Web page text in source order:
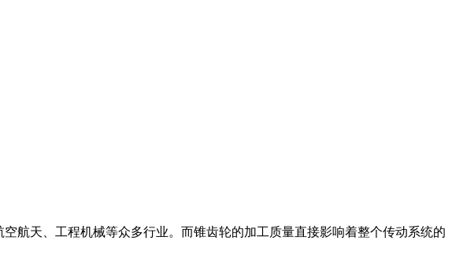
航天、工程机械等众多行业。而锥齿轮的加工质量直接影响着整个传动系统的